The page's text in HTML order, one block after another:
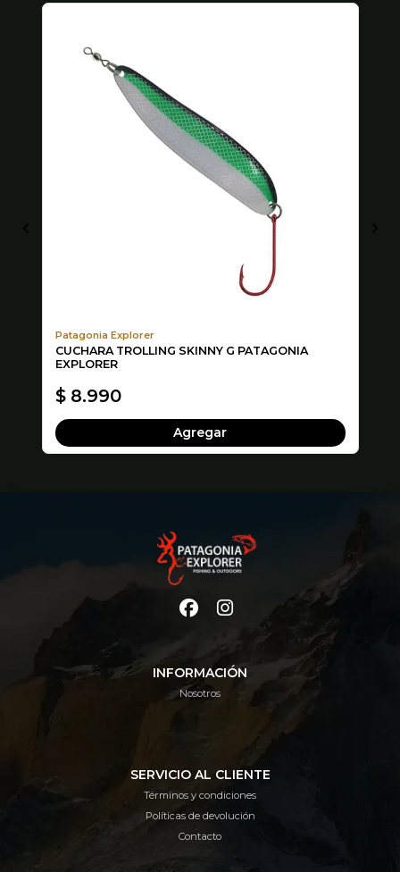
Patagonia Explorer
CUCHARA TROLLING SKINNY G PATAGONIA
EXPLORER
$ 8.990
Agregar
INFORMACIÓN
Nosotros
SERVICIO AL CLIENTE
Términos y condiciones
Políticas de devolución
Contacto